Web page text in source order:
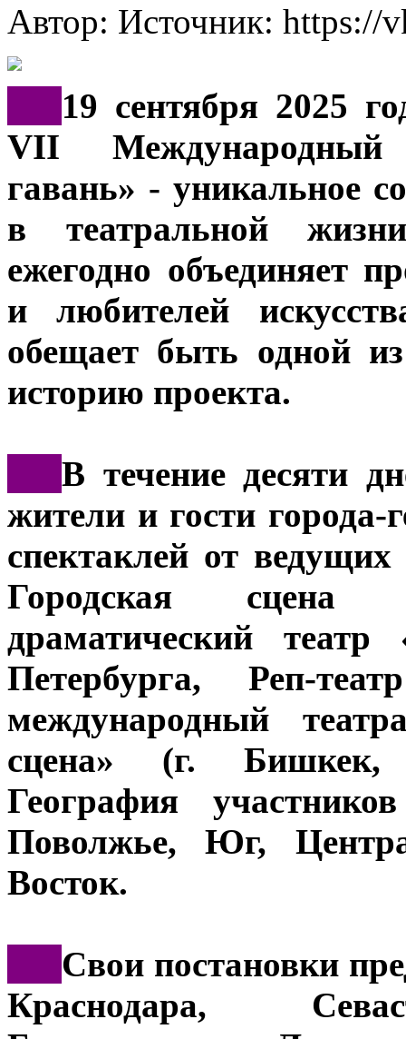
Автор: Источник: https://
19 сентября 2025
VII Международный
гавань» - уникальное
в театральной
ежегодно объединяет
и любителей
обещает быть одной
историю проекта.
В течение десяти
жители и гости города-
спектаклей от
Городская сцена
драматический
Петербурга, Реп-
международный
сцена» (г. Бишкек,
География
Поволжье, Юг,
Восток.
Свои постановки
Краснодара,